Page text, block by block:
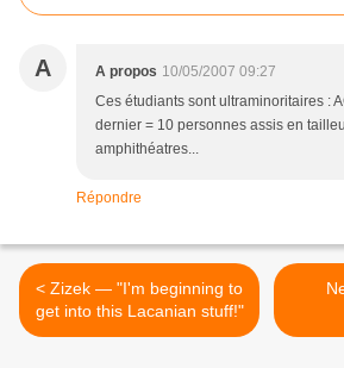
A A propos 10/05/2007 09:27
Ces étudiants sont ultraminoritaires :
dernier = 10 personnes assis en
amphithéatres...
Répondre
< Zizek — "I'm beginning to
get into this Lacanian stuff!"